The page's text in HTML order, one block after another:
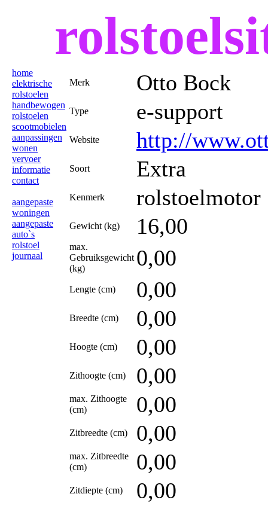
home
elektrische
rolstoelen
handbewogen
rolstoelen
scootmobielen
aanpassingen
wonen
vervoer
informatie
contact
aangepaste
woningen
aangepaste
auto`s
rolstoel
journaal
Merk Otto Bock
Type e-support
Website http://
Soort Extra
Kenmerk rolstoelmotor
Gewicht (kg) 16,00
max.
Gebruiksgewicht
(kg)
0,00
Lengte (cm) 0,00
Breedte (cm) 0,00
Hoogte (cm) 0,00
Zithoogte (cm) 0,00
max. Zithoogte
(cm)
0,00
Zitbreedte (cm) 0,00
max. Zitbreedte
(cm)
0,00
Zitdiepte (cm) 0,00